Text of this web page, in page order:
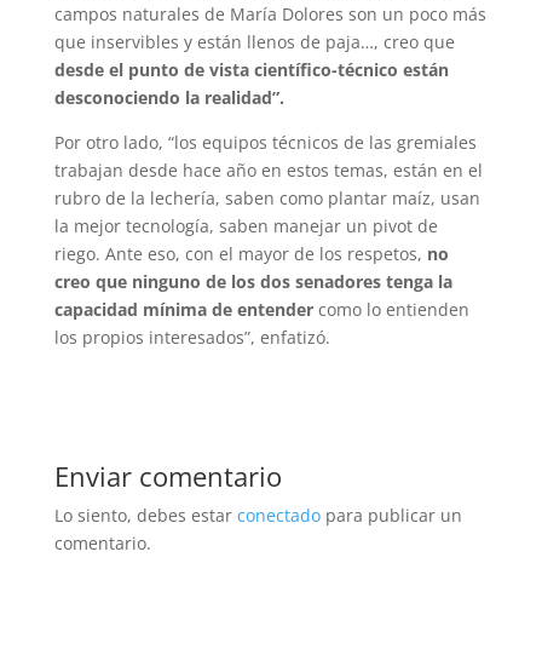
campos naturales de María Dolores son un poco más
que inservibles y están llenos de paja…, creo que
desde el punto de vista científico-técnico están
desconociendo la realidad”.
Por otro lado, “los equipos técnicos de las gremiales
trabajan desde hace año en estos temas, están en el
rubro de la lechería, saben como plantar maíz, usan
la mejor tecnología, saben manejar un pivot de
riego. Ante eso, con el mayor de los respetos, no
creo que ninguno de los dos senadores tenga la
capacidad mínima de entendercomo lo entienden
los propios interesados”, enfatizó.
Enviar comentario
Lo siento, debes estar conectadopara publicar un
comentario.